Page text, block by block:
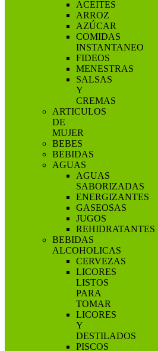
ACEITES
ARROZ
AZÚCAR
COMIDAS
INSTANTANEO
FIDEOS
MENESTRAS
SALSAS
Y
CREMAS
ARTICULOS
DE
MUJER
BEBES
BEBIDAS
AGUAS
AGUAS
SABORIZADAS
ENERGIZANTES
GASEOSAS
JUGOS
REHIDRATANTES
BEBIDAS
ALCOHOLICAS
CERVEZAS
LICORES
LISTOS
PARA
TOMAR
LICORES
Y
DESTILADOS
PISCOS